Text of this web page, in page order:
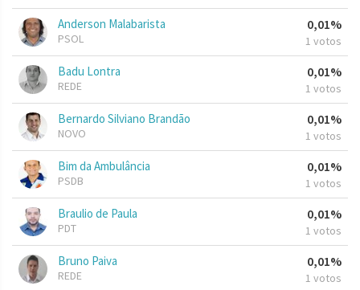
Anderson Malabarista
PSOL
0,01%
1 votos
Badu Lontra
REDE
0,01%
1 votos
Bernardo Silviano Brandão
NOVO
0,01%
1 votos
Bim da Ambulância
PSDB
0,01%
1 votos
Braulio de Paula
PDT
0,01%
1 votos
Bruno Paiva
REDE
0,01%
1 votos